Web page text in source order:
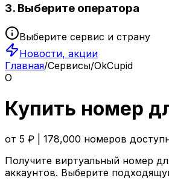
3. Выберите оператора
Выберите сервис и страну
Новости, акции
Главная/Сервисы/OkCupid
O
Купить номер
от 5 ₽ | 178,000 номеров
Получите виртуальный номер
аккаунтов. Выберите